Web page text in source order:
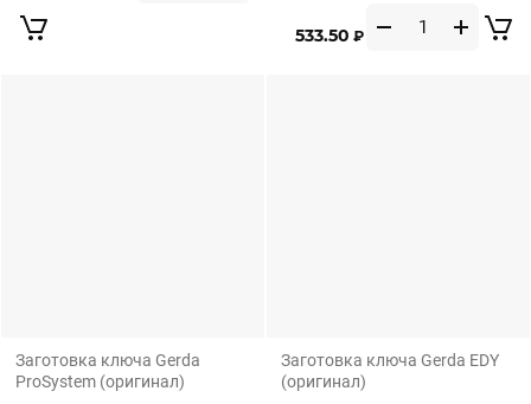
533.50 ₽
Заготовка ключа Gerda
ProSystem (оригинал)
Заготовка ключа Gerda EDY
(оригинал)